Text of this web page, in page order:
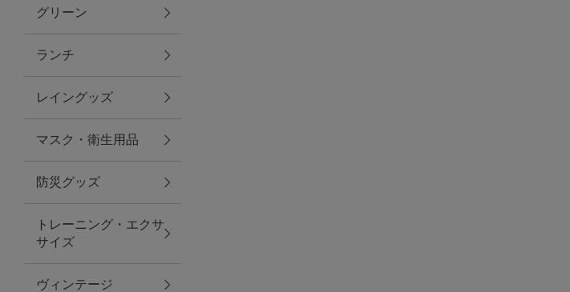
アクセサリー
ファッション雑貨
ファッショングッズ
スマホケース・アクセサリー
ポーチ
ステーショナリー
その他
グリーン
ランチ
レイングッズ
マスク・衛生用品
防災グッズ
トレーニング・エクサ
サイズ
ヴィンテージ